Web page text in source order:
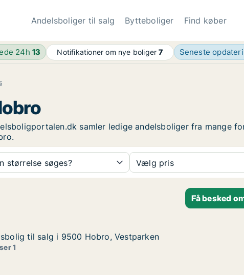
Andelsboliger til salg Bytteboliger Find køber
24h13 Notifikationer om nye boliger7 Seneste
samler ledige andelsboliger fra mange
størrelse søges? Vælg pris
Få besked
i 9500 Hobro, Vestparken
til salg i 9500 Hobro, Vestparken
til salg i 9500 Hobro, Vestparken
1